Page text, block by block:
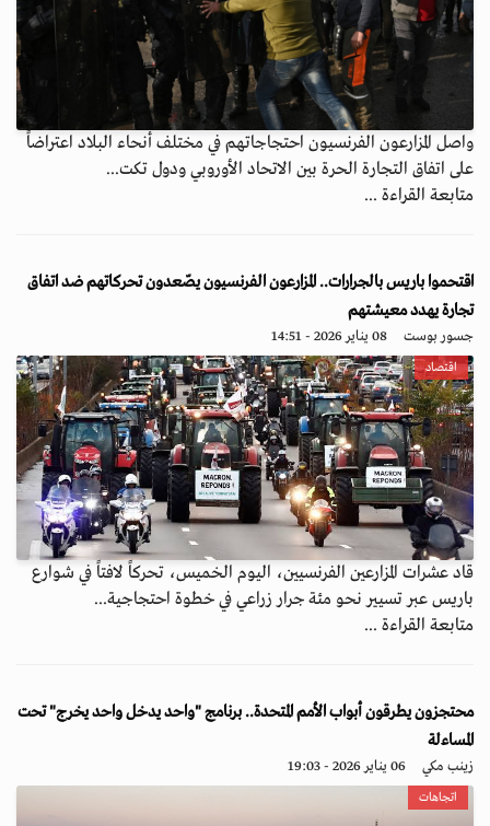
واصل المزارعون الفرنسيون احتجاجاتهم في مختلف أنحاء البلاد اعتراضاً
على اتفاق التجارة الحرة بين الاتحاد الأوروبي ودول تكت...
متابعة القراءة ...
اقتحموا باريس بالجرارات.. المزارعون الفرنسيون يصّعدون تحركاتهم ضد اتفاق
تجارة يهدد معيشتهم
جسور بوست 08 يناير 2026 - 14:51
اقتصاد
قاد عشرات المزارعين الفرنسيين، اليوم الخميس، تحركاً لافتاً في شوارع
باريس عبر تسيير نحو مئة جرار زراعي في خطوة احتجاجية...
متابعة القراءة ...
محتجزون يطرقون أبواب الأمم المتحدة.. برنامج "واحد يدخل واحد يخرج" تحت
المساءلة
زينب مكي 06 يناير 2026 - 19:03
اتجاهات